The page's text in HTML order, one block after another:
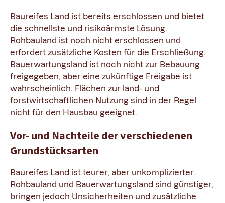
Baureifes Land ist bereits erschlossen und bietet
die schnellste und risikoärmste Lösung.
Rohbauland ist noch nicht erschlossen und
erfordert zusätzliche Kosten für die Erschließung.
Bauerwartungsland ist noch nicht zur Bebauung
freigegeben, aber eine zukünftige Freigabe ist
wahrscheinlich. Flächen zur land- und
forstwirtschaftlichen Nutzung sind in der Regel
nicht für den Hausbau geeignet.
Vor- und Nachteile der verschiedenen
Grundstücksarten
Baureifes Land ist teurer, aber unkomplizierter.
Rohbauland und Bauerwartungsland sind günstiger,
bringen jedoch Unsicherheiten und zusätzliche